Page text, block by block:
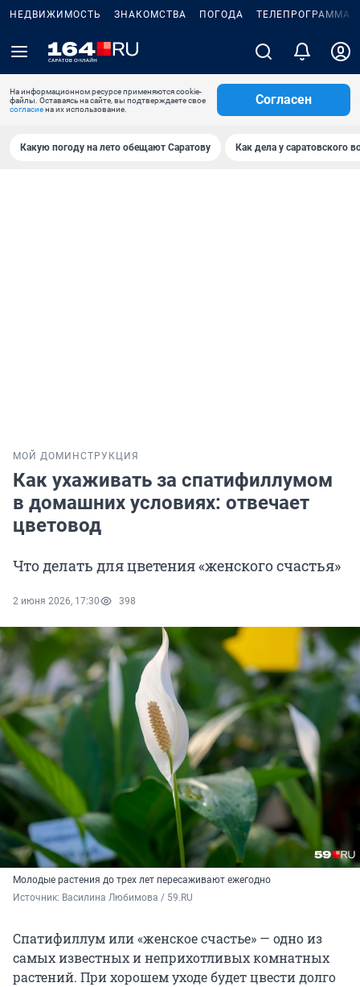
НЕДВИЖИМОСТЬ ЗНАКОМСТВА ПОГОДА ТЕЛЕПРОГРАММА
На информационном ресурсе применяются cookie-
файлы. Оставаясь на сайте, вы подтверждаете свое
согласиена их использование.
Согласен
Какую погоду на лето обещают Саратову Как дела у саратовского
МОЙ ДОМ ИНСТРУКЦИЯ
Как ухаживать за спатифиллумом
в домашних условиях: отвечает
цветовод
Что делать для цветения «женского счастья»
2 июня 2026, 17:30 398
Молодые растения до трех лет пересаживают ежегодно
Источник: Василина Любимова / 59.RU
Спатифиллум или «женское счастье» — одно из
самых известных и неприхотливых комнатных
растений. При хорошем уходе будет цвести долго